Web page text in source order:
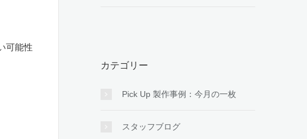
可能性
カテゴリー
Pick Up 製作事例：今月の一枚
スタッフブログ